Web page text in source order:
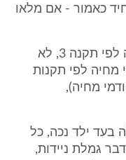
137% מקצבת יחיד כאמור - אם מלאו
(ג) ילד נכה שמשתלמת בעדו גמלה לפי תקנה 3, לא
מחיה לפי תקנות
מחיה),
בעד ילד נכה, כל
גמלת ניידות,